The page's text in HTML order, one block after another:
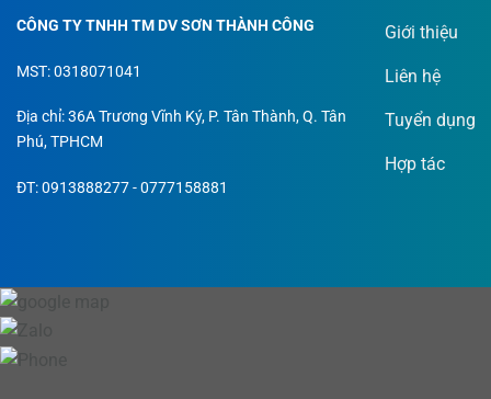
CÔNG TY TNHH TM DV SƠN THÀNH CÔNG
MST: 0318071041
Địa chỉ: 36A Trương Vĩnh Ký, P. Tân Thành, Q. Tân
Phú, TPHCM
ĐT: 0913888277 - 0777158881
Giới thiệu
Liên hệ
Tuyển dụng
Hợp tác